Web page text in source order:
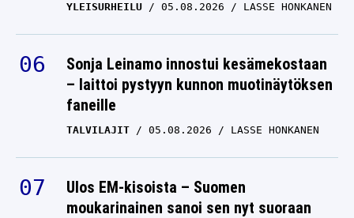
YLEISURHEILU 05.08.2026 LASSE HONKANEN
Sonja Leinamo innostui kesämekostaan
– laittoi pystyyn kunnon muotinäytöksen
faneille
TALVILAJIT 05.08.2026 LASSE HONKANEN
Ulos EM-kisoista – Suomen
moukarinainen sanoi sen nyt suoraan